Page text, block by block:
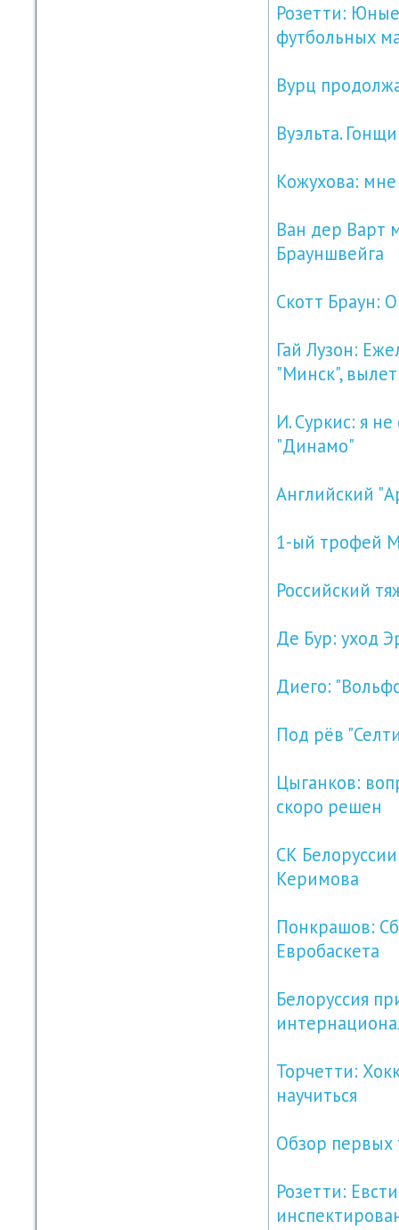
Розетти:
футбольных
Вурц
Вуэльта.
Кожухова:
Ван дер Варт
Брауншвейга
Скотт Браун:
Гай Лузон:
"Минск",
И. Суркис: я
"Динамо"
Английский
1-ый трофей
Российский
Де Бур: уход
Диего:
Под рёв
Цыганков:
скоро решен
СК
Керимова
Понкрашов:
Евробаскета
Белоруссия
Торчетти:
научиться
Обзор
Розетти: